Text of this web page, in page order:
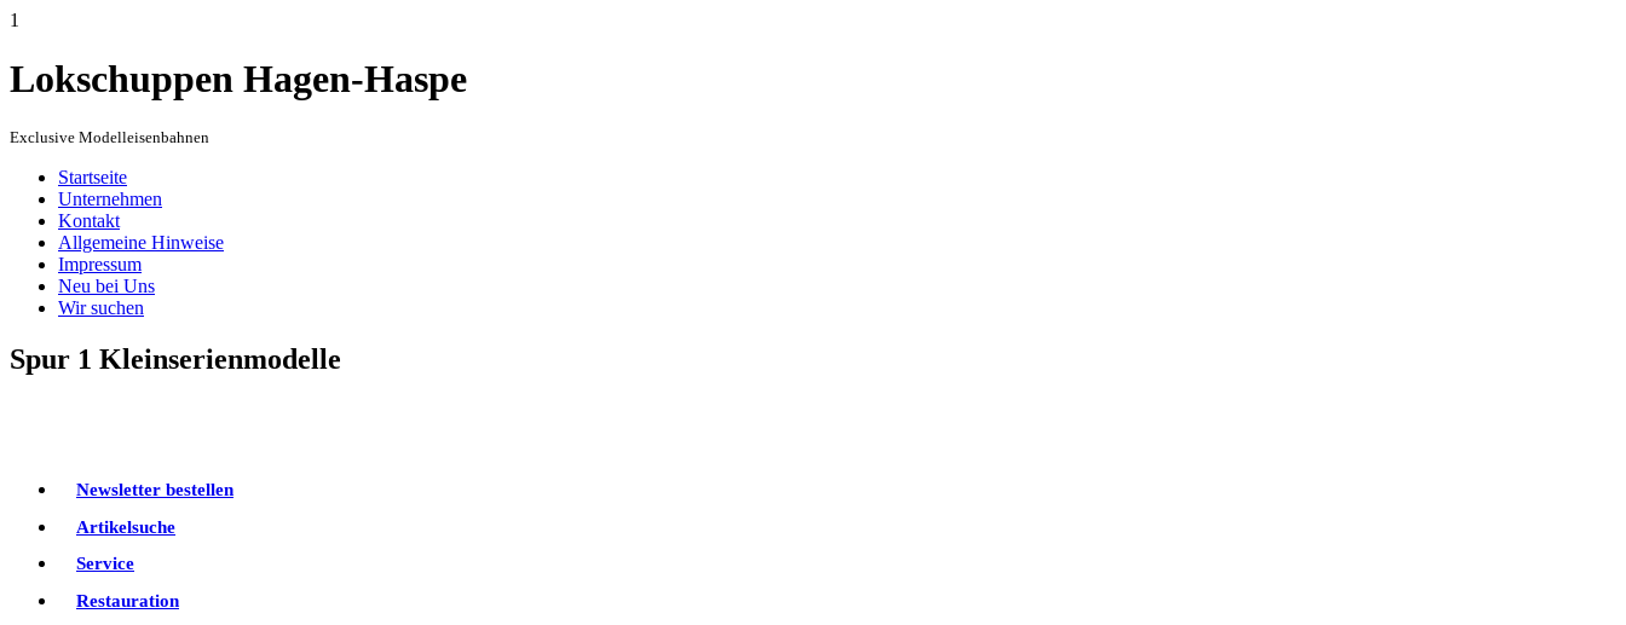
1
Lokschuppen Hagen-Haspe
Exclusive Modelleisenbahnen
Startseite
Unternehmen
Kontakt
Allgemeine Hinweise
Impressum
Neu bei Uns
Wir suchen
Spur 1 Kleinserienmodelle
Newsletter bestellen
Artikelsuche
Service
Restauration